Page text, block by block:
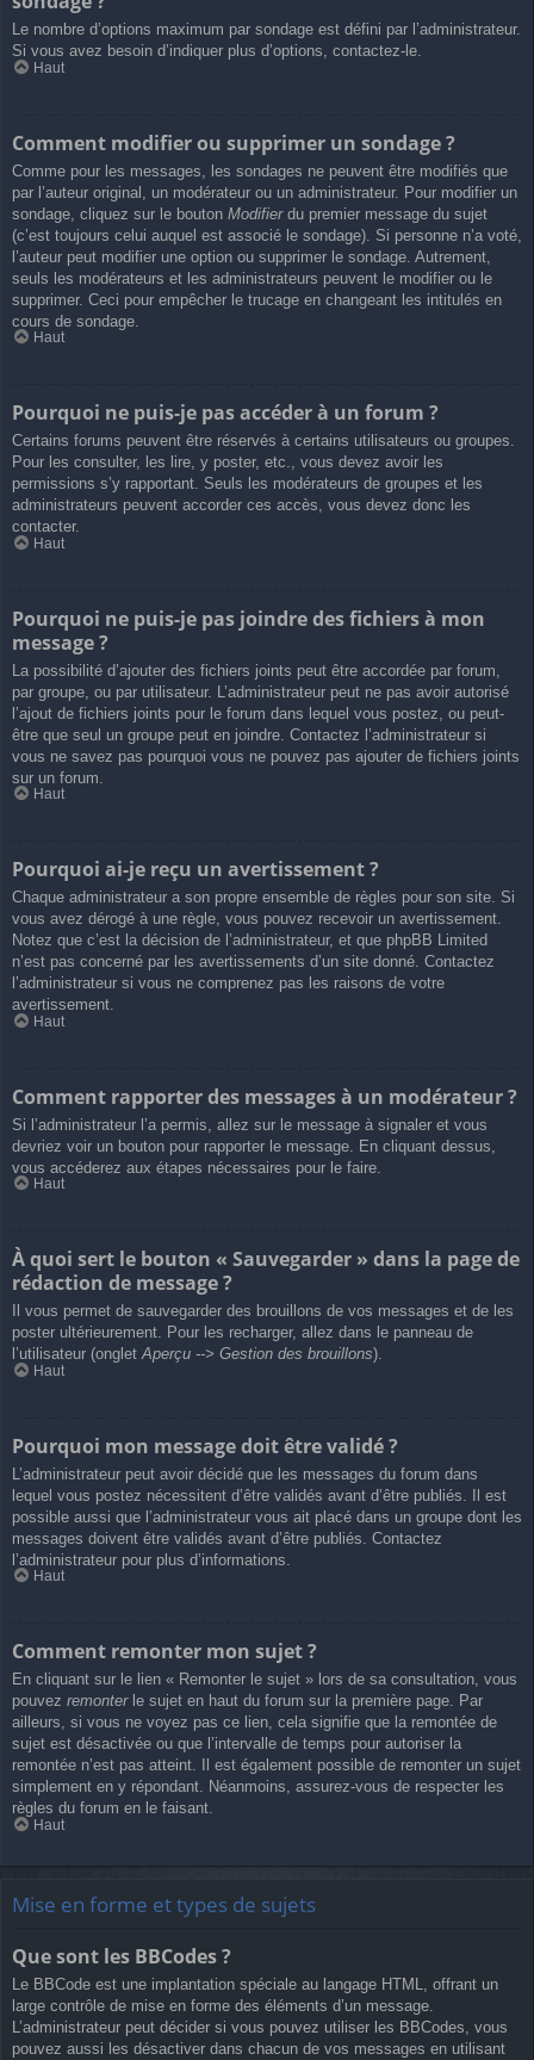
Le nombre d’options maximum par sondage est défini par l’administrateur.
Si vous avez besoin d’indiquer plus d’options, contactez-le.
Haut
Comment modifier ou supprimer un sondage ?
Comme pour les messages, les sondages ne peuvent être modifiés que
par l’auteur original, un modérateur ou un administrateur. Pour modifier un
sondage, cliquez sur le bouton Modifierdu premier message du sujet
(c’est toujours celui auquel est associé le sondage). Si personne n’a voté,
l’auteur peut modifier une option ou supprimer le sondage. Autrement,
seuls les modérateurs et les administrateurs peuvent le modifier ou le
supprimer. Ceci pour empêcher le trucage en changeant les intitulés en
cours de sondage.
Haut
Pourquoi ne puis-je pas accéder à un forum ?
Certains forums peuvent être réservés à certains utilisateurs ou groupes.
Pour les consulter, les lire, y poster, etc., vous devez avoir les
permissions s’y rapportant. Seuls les modérateurs de groupes et les
administrateurs peuvent accorder ces accès, vous devez donc les
contacter.
Haut
Pourquoi ne puis-je pas joindre des fichiers à mon
message ?
La possibilité d’ajouter des fichiers joints peut être accordée par forum,
par groupe, ou par utilisateur. L’administrateur peut ne pas avoir autorisé
l’ajout de fichiers joints pour le forum dans lequel vous postez, ou peut-
être que seul un groupe peut en joindre. Contactez l’administrateur si
vous ne savez pas pourquoi vous ne pouvez pas ajouter de fichiers joints
sur un forum.
Haut
Pourquoi ai-je reçu un avertissement ?
Chaque administrateur a son propre ensemble de règles pour son site. Si
vous avez dérogé à une règle, vous pouvez recevoir un avertissement.
Notez que c’est la décision de l’administrateur, et que phpBB Limited
n’est pas concerné par les avertissements d’un site donné. Contactez
l’administrateur si vous ne comprenez pas les raisons de votre
avertissement.
Haut
Comment rapporter des messages à un modérateur ?
Si l’administrateur l’a permis, allez sur le message à signaler et vous
devriez voir un bouton pour rapporter le message. En cliquant dessus,
vous accéderez aux étapes nécessaires pour le faire.
Haut
À quoi sert le bouton « Sauvegarder » dans la page de
rédaction de message ?
Il vous permet de sauvegarder des brouillons de vos messages et de les
poster ultérieurement. Pour les recharger, allez dans le panneau de
l’utilisateur (ongletAperçu --> Gestion des brouillons).
Haut
Pourquoi mon message doit être validé ?
L’administrateur peut avoir décidé que les messages du forum dans
lequel vous postez nécessitent d’être validés avant d’être publiés. Il est
possible aussi que l’administrateur vous ait placé dans un groupe dont les
messages doivent être validés avant d’être publiés. Contactez
l’administrateur pour plus d’informations.
Haut
Comment remonter mon sujet ?
En cliquant sur le lien « Remonter le sujet » lors de sa consultation, vous
pouvez remonterle sujet en haut du forum sur la première page. Par
ailleurs, si vous ne voyez pas ce lien, cela signifie que la remontée de
sujet est désactivée ou que l’intervalle de temps pour autoriser la
remontée n’est pas atteint. Il est également possible de remonter un sujet
simplement en y répondant. Néanmoins, assurez-vous de respecter les
règles du forum en le faisant.
Haut
Mise en forme et types de sujets
Que sont les BBCodes ?
Le BBCode est une implantation spéciale au langage HTML, offrant un
large contrôle de mise en forme des éléments d’un message.
L’administrateur peut décider si vous pouvez utiliser les BBCodes, vous
pouvez aussi les désactiver dans chacun de vos messages en utilisant